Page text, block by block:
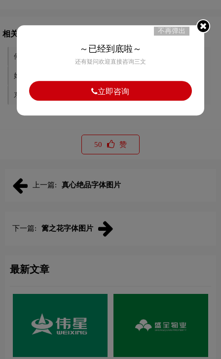
相关文章推荐
何太急字体图片
好食上字体图片
东山动植物园字体图片 铁马哒哒字体图片
50 赞
上一篇: 真心绝品字体图片
下一篇: 篱之花字体图片
最新文章
不再弹出
～已经到底啦～
还有疑问欢迎直接咨询三文
立即咨询